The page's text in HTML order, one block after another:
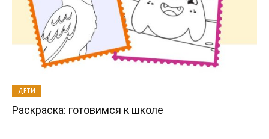
ДЕТИ
Раскраска: готовимся к школе